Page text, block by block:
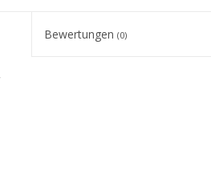
Bewertungen (0)